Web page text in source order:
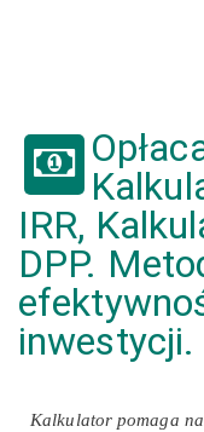
IRR,
DPP.
inwestycji.
Kalkulator pomaga